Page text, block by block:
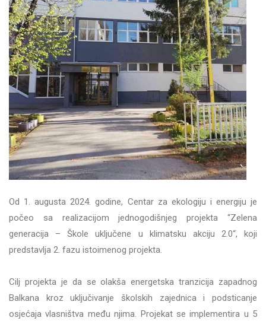
Od 1. augusta 2024. godine, Centar za ekologiju i energiju je
počeo sa realizacijom jednogodišnjeg projekta “Zelena
generacija – Škole uključene u klimatsku akciju 2.0“, koji
predstavlja 2. fazu istoimenog projekta.
Cilj projekta je da se olakša energetska tranzicija zapadnog
Balkana kroz uključivanje školskih zajednica i podsticanje
osjećaja vlasništva među njima. Projekat se implementira u 5